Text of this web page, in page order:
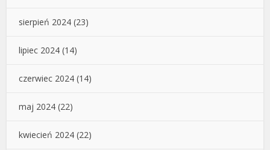
sierpień 2024 (23)
lipiec 2024 (14)
czerwiec 2024 (14)
maj 2024 (22)
kwiecień 2024 (22)